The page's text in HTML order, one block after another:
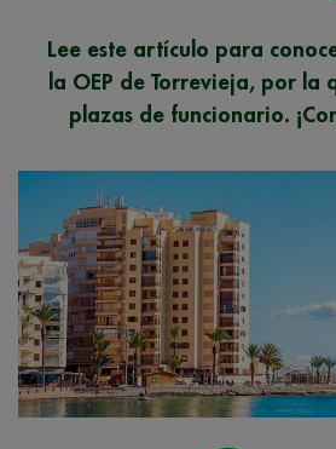
Lee este artículo para
la OEP de Torrevieja, por la
plazas de funcionario.